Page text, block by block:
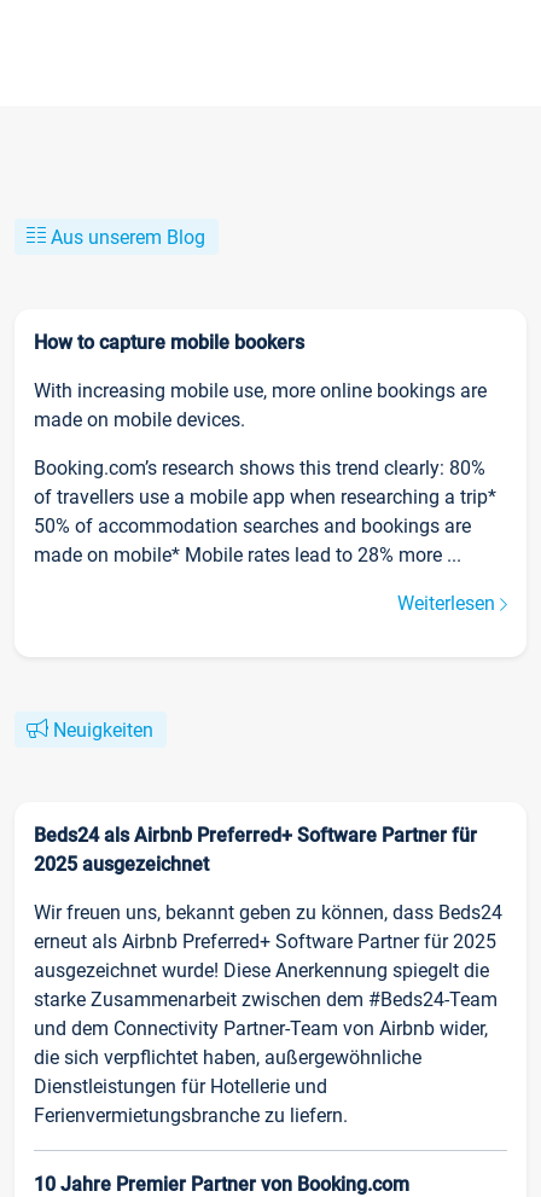
Aus unserem Blog
How to capture mobile bookers
With increasing mobile use, more online bookings are
made on mobile devices.
Booking.com’s research shows this trend clearly: 80%
of travellers use a mobile app when researching a trip*
50% of accommodation searches and bookings are
made on mobile* Mobile rates lead to 28% more ...
Weiterlesen
Neuigkeiten
Beds24 als Airbnb Preferred+ Software Partner für
2025 ausgezeichnet
Wir freuen uns, bekannt geben zu können, dass Beds24
erneut als Airbnb Preferred+ Software Partner für 2025
ausgezeichnet wurde! Diese Anerkennung spiegelt die
starke Zusammenarbeit zwischen dem #Beds24-Team
und dem Connectivity Partner-Team von Airbnb wider,
die sich verpflichtet haben, außergewöhnliche
Dienstleistungen für Hotellerie und
Ferienvermietungsbranche zu liefern.
10 Jahre Premier Partner von Booking.com